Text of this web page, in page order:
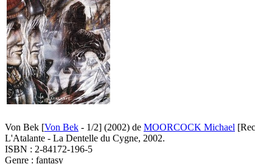
Von Bek [Von Bek - 1/2] (2002) de MOORCOCK Michael
L'Atalante - La Dentelle du Cygne, 2002.
ISBN : 2-84172-196-5
Genre : fantasy